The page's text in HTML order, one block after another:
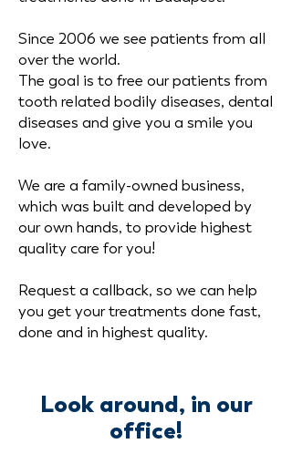
Since 2006 we see patients from all
over the world.
The goal is to free our patients from
tooth related bodily diseases, dental
diseases and give you a smile you
love.
We are a family-owned business,
which was built and developed by
our own hands, to provide highest
quality care for you!
Request a callback, so we can help
you get your treatments done fast,
done and in highest quality.
Look around, in our
office!